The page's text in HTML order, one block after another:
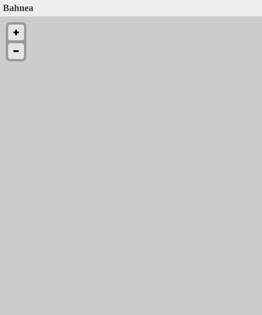
Bahnea